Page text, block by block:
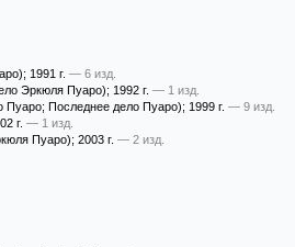
; 1991 г. — 6 изд.
Эркюля Пуаро); 1992 г. — 1 изд.
Пуаро; Последнее дело Пуаро); 1999 г. — 9 изд.
г. — 1 изд.
Пуаро); 2003 г. — 2 изд.